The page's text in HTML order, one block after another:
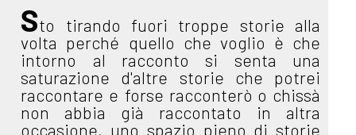
Sto tirando fuori troppe storie alla
volta perché quello che voglio è che
intorno al racconto si senta una
saturazione d'altre storie che potrei
raccontare e forse racconterò o chissà
non abbia già raccontato in altra
occasione, uno spazio pieno di storie